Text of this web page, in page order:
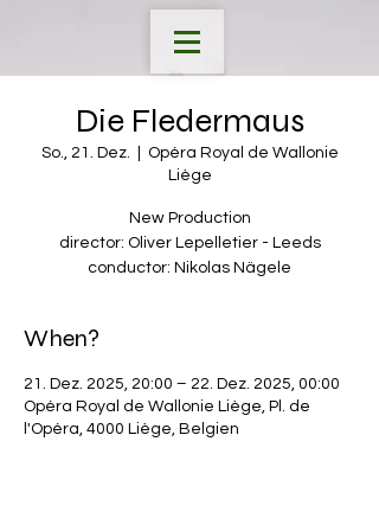
Die Fledermaus
So., 21. Dez.
Opéra Royal de Wallonie
Liège
New Production
director: Oliver Lepelletier - Leeds
conductor: Nikolas Nägele
When?
21. Dez. 2025, 20:00 – 22. Dez. 2025, 00:00
Opéra Royal de Wallonie Liège, Pl. de
l'Opéra, 4000 Liège, Belgien